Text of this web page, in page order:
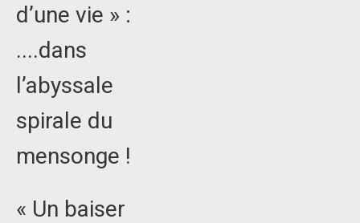
d’une vie » :
....dans
l’abyssale
spirale du
mensonge !
« Un baiser